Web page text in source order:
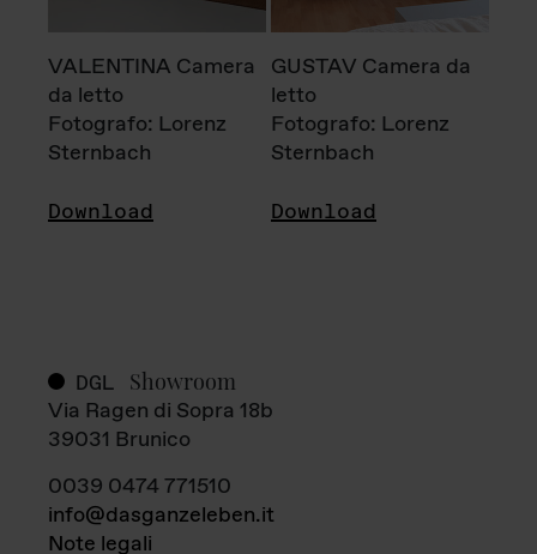
VALENTINA Camera
da letto
Fotografo: Lorenz
Sternbach
Download
GUSTAV Camera da
letto
Fotografo: Lorenz
Sternbach
Download
DGL Showroom
Via Ragen di Sopra 18b
39031 Brunico
0039 0474 771510
info@dasganzeleben.it
Note legali